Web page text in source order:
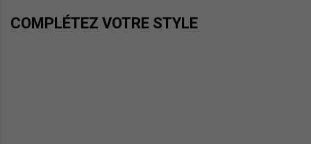
COMPLÉTEZ VOTRE STYLE